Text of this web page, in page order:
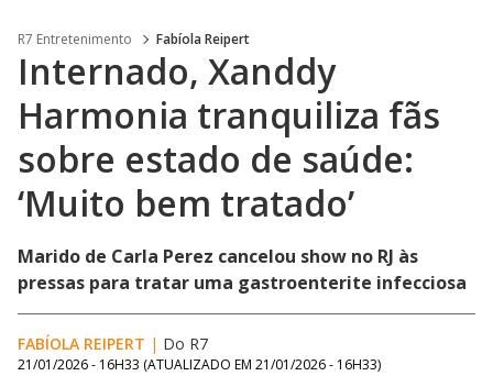
R7 Entretenimento Fabíola Reipert
Internado, Xanddy
Harmonia tranquiliza fãs
sobre estado de saúde:
‘Muito bem tratado’
Marido de Carla Perez cancelou show no RJ às
pressas para tratar uma gastroenterite infecciosa
FABÍOLA REIPERT | Do R7
21/01/2026 - 16H33 (ATUALIZADO EM 21/01/2026 - 16H33)